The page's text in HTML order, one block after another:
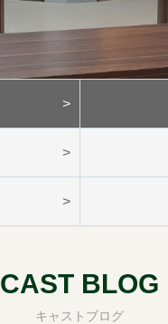
CAST BLOG
キャストブログ